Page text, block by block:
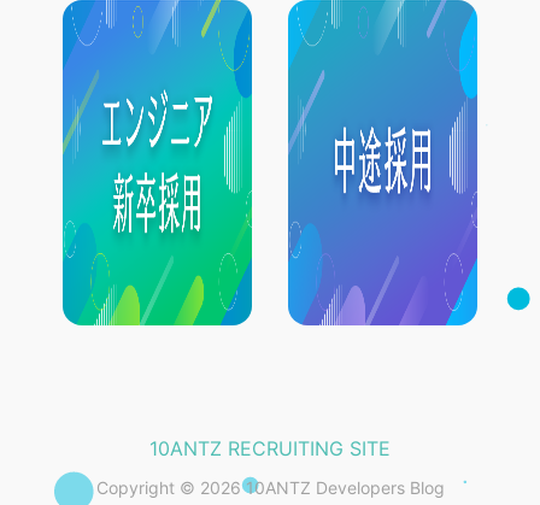
10ANTZ RECRUITING SITE
Copyright © 2026 10ANTZ Developers Blog